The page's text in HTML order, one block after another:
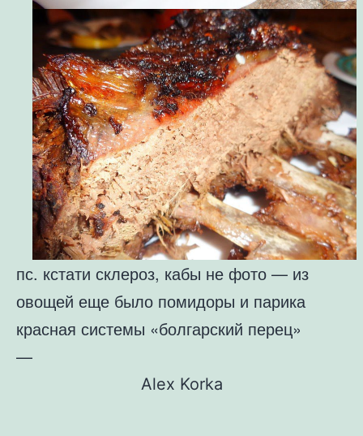
пс. кстати склероз, кабы не фото — из
овощей еще было помидоры и парика
красная системы «болгарский перец»
—
Alex Korka